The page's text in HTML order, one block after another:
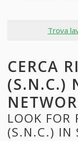
Trova
CERCA
(S.N.C.)
LOOK FOR
(S.N.C.) IN